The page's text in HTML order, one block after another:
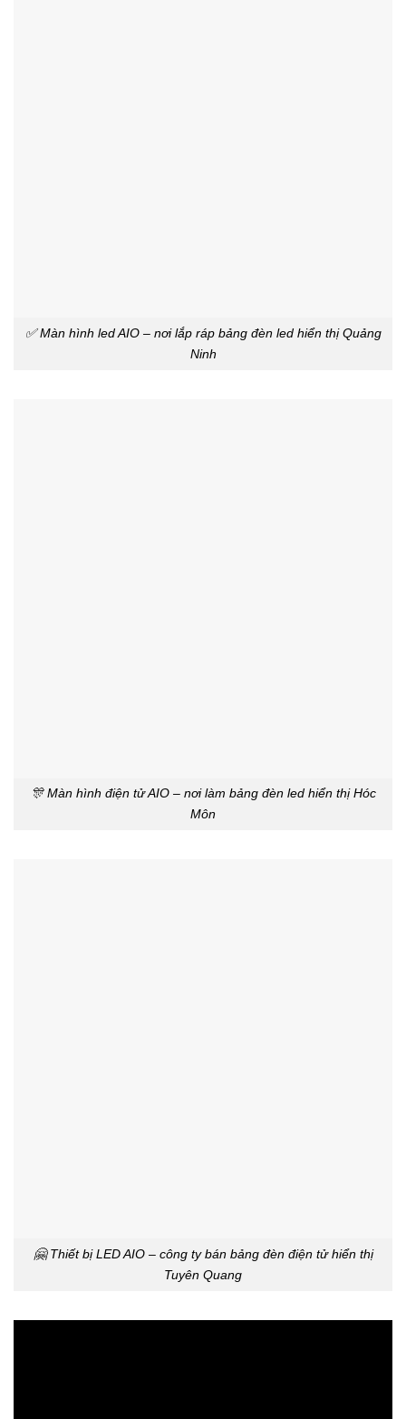
✅ Màn hình led AIO – nơi lắp ráp bảng đèn led hiển thị Quảng
Ninh
🎊 Màn hình điện tử AIO – nơi làm bảng đèn led hiển thị Hóc
Môn
🤗 Thiết bị LED AIO – công ty bán bảng đèn điện tử hiển thị
Tuyên Quang